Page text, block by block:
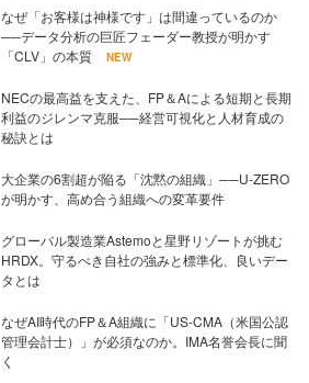
なぜ「お客様は神様です」は間違っているのか
──データ分析の巨匠フェーダー教授が明かす
「CLV」の本質
NEW
NECの最高益を支えた、FP＆Aによる短期と長期
利益のジレンマ克服──経営可視化と人材育成の
秘訣とは
大企業の6割超が陥る「沈黙の組織」──U-ZERO
が明かす、高め合う組織への変革要件
グローバル製造業Astemoと星野リゾートが挑む
HRDX。守るべき自社の強みと標準化、良いデー
タとは
なぜAI時代のFP＆A組織に「US-CMA（米国公認
管理会計士）」が必須なのか。IMA名誉会長に聞
く